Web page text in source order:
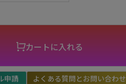
カートに入れる
申請 よくある質問とお問い合わせ